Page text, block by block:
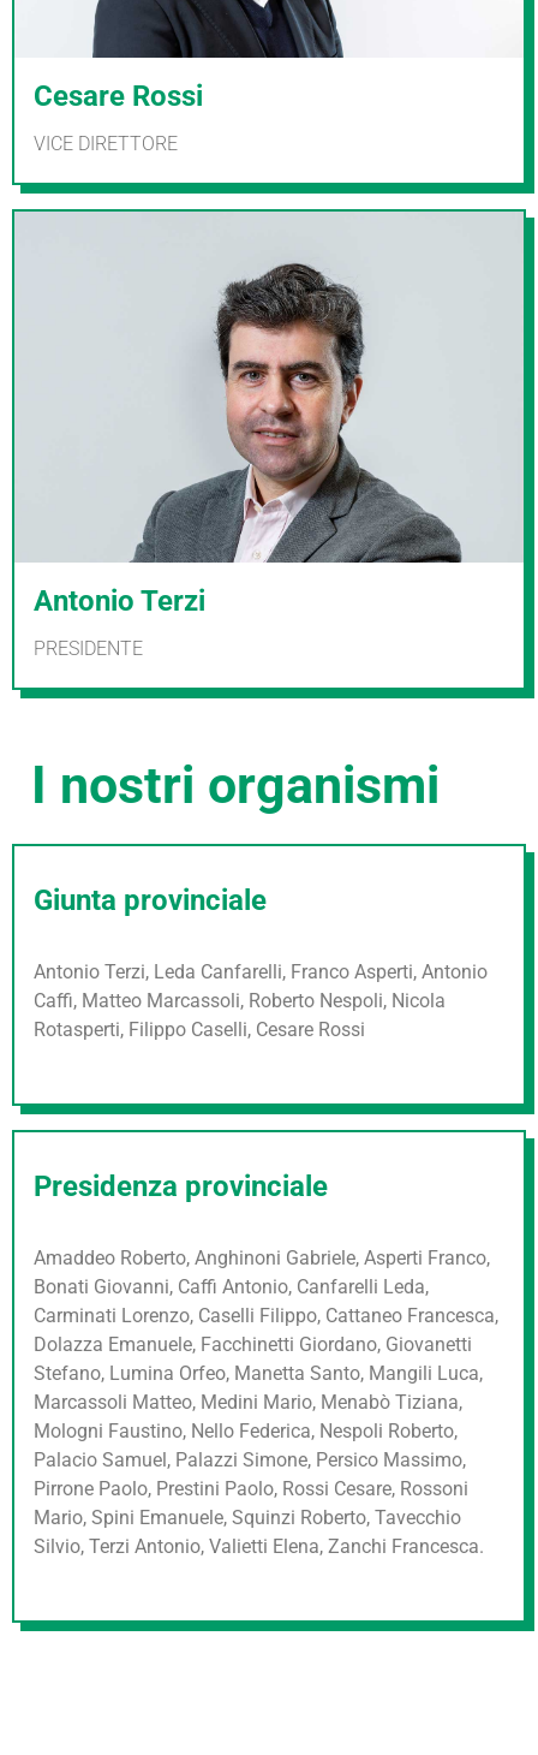
Cesare Rossi
VICE DIRETTORE
Antonio Terzi
PRESIDENTE
I nostri organismi
Giunta provinciale
Antonio Terzi, Leda Canfarelli, Franco Asperti, Antonio
Caffi, Matteo Marcassoli, Roberto Nespoli, Nicola
Rotasperti, Filippo Caselli, Cesare Rossi
Presidenza provinciale​
Amaddeo Roberto, Anghinoni Gabriele, Asperti Franco,
Bonati Giovanni, Caffi Antonio, Canfarelli Leda,
Carminati Lorenzo, Caselli Filippo, Cattaneo Francesca,
Dolazza Emanuele, Facchinetti Giordano, Giovanetti
Stefano, Lumina Orfeo, Manetta Santo, Mangili Luca,
Marcassoli Matteo, Medini Mario, Menabò Tiziana,
Mologni Faustino, Nello Federica, Nespoli Roberto,
Palacio Samuel, Palazzi Simone, Persico Massimo,
Pirrone Paolo, Prestini Paolo, Rossi Cesare, Rossoni
Mario, Spini Emanuele, Squinzi Roberto, Tavecchio
Silvio, Terzi Antonio, Valietti Elena, Zanchi Francesca.